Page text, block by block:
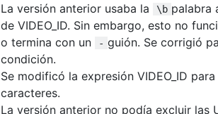
La versión anterior usaba la
\b palabra
de VIDEO_ID. Sin embargo, esto no
o termina con un
- guión. Se corrigió
condición.
Se modificó la expresión VIDEO_ID
caracteres.
La versión anterior no podía excluir las